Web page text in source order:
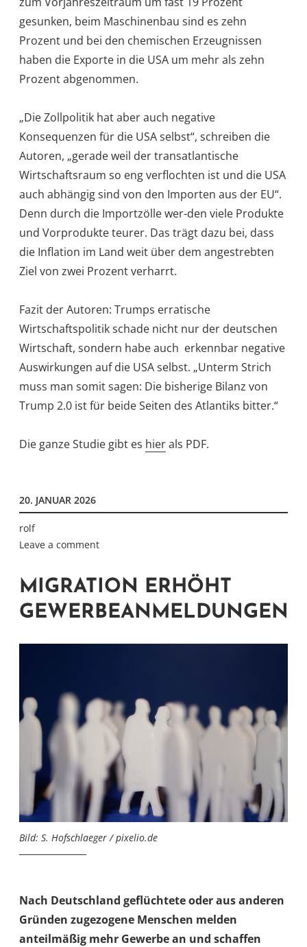
gesunken, beim Maschinenbau sind es zehn
Prozent und bei den chemischen Erzeugnissen
haben die Exporte in die USA um mehr als zehn
Prozent abgenommen.
„Die Zollpolitik hat aber auch negative
Konsequenzen für die USA selbst“, schreiben die
Autoren, „gerade weil der transatlantische
Wirtschaftsraum so eng verflochten ist und die USA
auch abhängig sind von den Importen aus der EU“.
Denn durch die Importzölle wer-den viele Produkte
und Vorprodukte teurer. Das trägt dazu bei, dass
die Inflation im Land weit über dem angestrebten
Ziel von zwei Prozent verharrt.
Fazit der Autoren: Trumps erratische
Wirtschaftspolitik schade nicht nur der deutschen
Wirtschaft, sondern habe auch erkennbar negative
Auswirkungen auf die USA selbst. „Unterm Strich
muss man somit sagen: Die bisherige Bilanz von
Trump 2.0 ist für beide Seiten des Atlantiks bitter.“
Die ganze Studie gibt es hierals PDF.
20. JANUAR 2026
rolf
Leave a comment
MIGRATION ERHÖHT
GEWERBEANMELDUNGEN
Bild: S. Hofschlaeger / pixelio.de
Nach Deutschland geflüchtete oder aus anderen
Gründen zugezogene Menschen melden
anteilmäßig mehr Gewerbe an und schaffen